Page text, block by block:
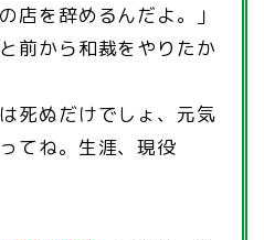
店を辞めるんだよ。」
前から和裁をやりたか
死ぬだけでしょ、元気
てね。生涯、現役